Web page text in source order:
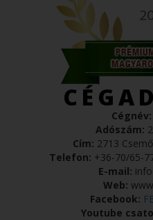
Cégnév:
Adószám:
Cím: 2713
Telefon: +36-70/65-
E-mail:
Web:
Facebook:
Youtube